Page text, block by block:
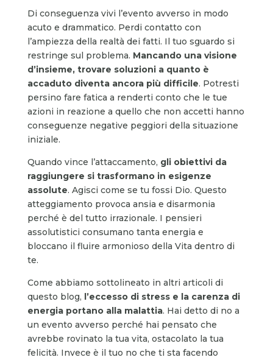
Di conseguenza vivi l’evento avverso in modo
acuto e drammatico. Perdi contatto con
l’ampiezza della realtà dei fatti. Il tuo sguardo si
restringe sul problema. Mancando una visione
d’insieme, trovare soluzioni a quanto è
accaduto diventa ancora più difficile. Potresti
persino fare fatica a renderti conto che le tue
azioni in reazione a quello che non accetti hanno
conseguenze negative peggiori della situazione
iniziale.
Quando vince l’attaccamento, gli obiettivi da
raggiungere si trasformano in esigenze
assolute. Agisci come se tu fossi Dio. Questo
atteggiamento provoca ansia e disarmonia
perché è del tutto irrazionale. I pensieri
assolutistici consumano tanta energia e
bloccano il fluire armonioso della Vita dentro di
te.
Come abbiamo sottolineato in altri articoli di
questo blog, l’eccesso di stress e la carenza di
energia portano alla malattia. Hai detto di no a
un evento avverso perché hai pensato che
avrebbe rovinato la tua vita, ostacolato la tua
felicità. Invece è il tuo no che ti sta facendo